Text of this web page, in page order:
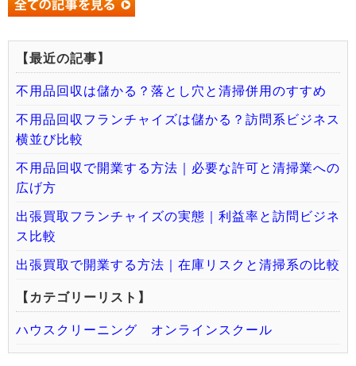
【最近の記事】
不用品回収は儲かる？落とし穴と清掃併用のすすめ
不用品回収フランチャイズは儲かる？訪問系ビジネス
横並び比較
不用品回収で開業する方法｜必要な許可と清掃業への
広げ方
出張買取フランチャイズの実態｜利益率と訪問ビジネ
ス比較
出張買取で開業する方法｜在庫リスクと清掃系の比較
【カテゴリーリスト】
ハウスクリーニング オンラインスクール